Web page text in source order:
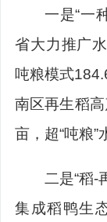
一是“一
省大力推广
吨粮模式
南区再生稻
亩，超“吨粮”
二是“稻-
集成稻鸭生